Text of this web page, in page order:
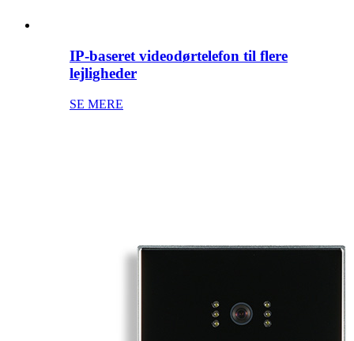
IP-baseret videodørtelefon til flere
lejligheder
SE MERE